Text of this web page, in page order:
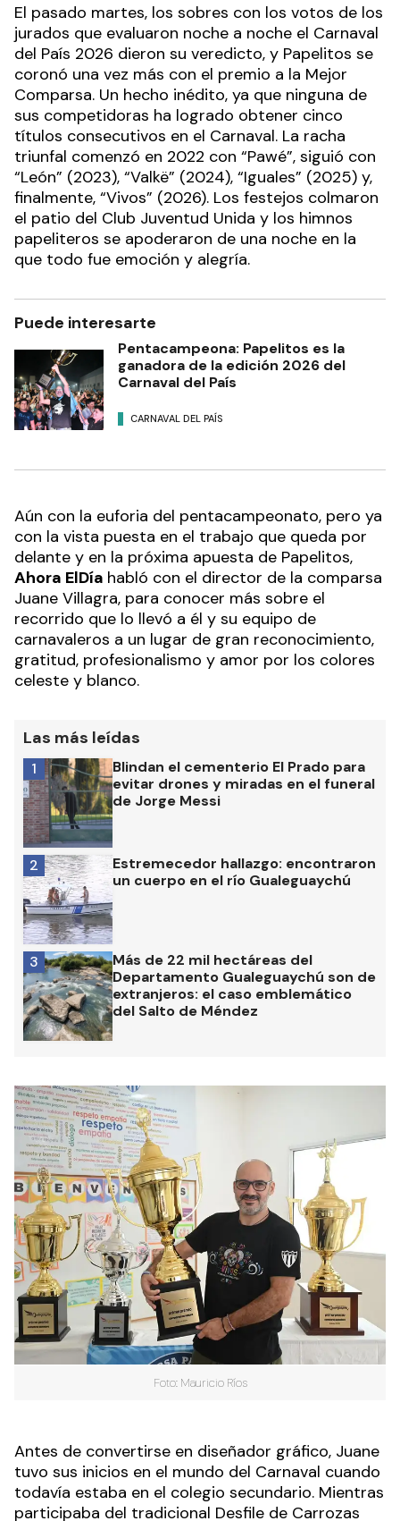
El pasado martes, los sobres con los votos de los
jurados que evaluaron noche a noche el Carnaval
del País 2026 dieron su veredicto, y Papelitos se
coronó una vez más con el premio a la Mejor
Comparsa. Un hecho inédito, ya que ninguna de
sus competidoras ha logrado obtener cinco
títulos consecutivos en el Carnaval. La racha
triunfal comenzó en 2022 con “Pawé”, siguió con
“León” (2023), “Valkë” (2024), “Iguales” (2025) y,
finalmente, “Vivos” (2026). Los festejos colmaron
el patio del Club Juventud Unida y los himnos
papeliteros se apoderaron de una noche en la
que todo fue emoción y alegría.
Puede interesarte
Pentacampeona: Papelitos es la
ganadora de la edición 2026 del
Carnaval del País
CARNAVAL DEL PAÍS
Aún con la euforia del pentacampeonato, pero ya
con la vista puesta en el trabajo que queda por
delante y en la próxima apuesta de Papelitos,
Ahora ElDía habló con el director de la comparsa
Juane Villagra, para conocer más sobre el
recorrido que lo llevó a él y su equipo de
carnavaleros a un lugar de gran reconocimiento,
gratitud, profesionalismo y amor por los colores
celeste y blanco.
Las más leídas
Blindan el cementerio El Prado para
evitar drones y miradas en el funeral
de Jorge Messi
1
Estremecedor hallazgo: encontraron
un cuerpo en el río Gualeguaychú
2
Más de 22 mil hectáreas del
Departamento Gualeguaychú son de
extranjeros: el caso emblemático
del Salto de Méndez
3
Foto: Mauricio Ríos
Antes de convertirse en diseñador gráfico, Juane
tuvo sus inicios en el mundo del Carnaval cuando
todavía estaba en el colegio secundario. Mientras
participaba del tradicional Desfile de Carrozas